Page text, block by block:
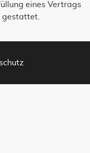
eines Vertrags